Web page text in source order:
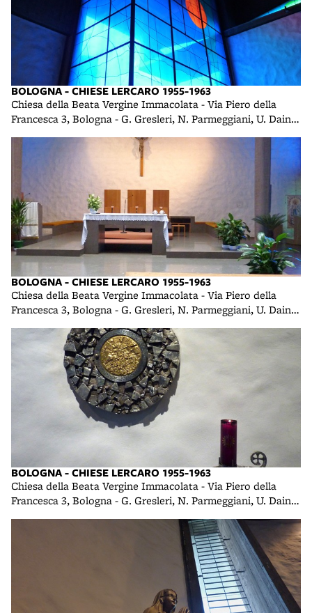
BOLOGNA - CHIESE LERCARO 1955-1963
Chiesa della Beata Vergine Immacolata - Via Piero della
Francesca 3, Bologna - G. Gresleri, N. Parmeggiani, U. Daini -
BOLOGNA - CHIESE LERCARO 1955-1963
Chiesa della Beata Vergine Immacolata - Via Piero della
Francesca 3, Bologna - G. Gresleri, N. Parmeggiani, U. Daini -
BOLOGNA - CHIESE LERCARO 1955-1963
Chiesa della Beata Vergine Immacolata - Via Piero della
Francesca 3, Bologna - G. Gresleri, N. Parmeggiani, U. Daini -